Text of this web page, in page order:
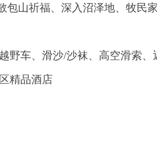
包山祈福、深入沼泽地、牧民
野车、滑沙/沙袜、高空滑索、
精品酒店